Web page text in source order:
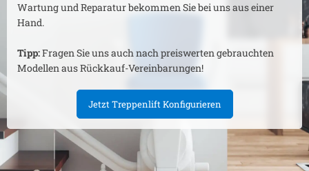
Wartung und Reparatur bekommen Sie bei uns aus einer
Hand.
Tipp:Fragen Sie uns auch nach preiswerten gebrauchten
Modellen aus Rückkauf-Vereinbarungen!
Jetzt Treppenlift Konfigurieren